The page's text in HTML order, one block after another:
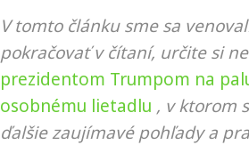
V tomto článku sme sa
pokračovať v čítaní, určite si
prezidentom Trumpom na
osobnému lietadlu , v ktorom
ďalšie zaujímavé pohľady a